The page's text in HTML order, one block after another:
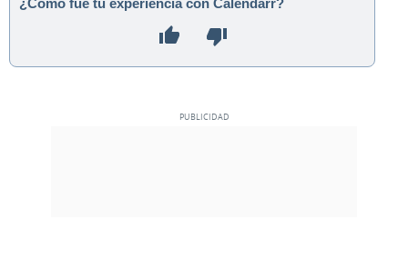
¿Cómo fue tu experiencia con Calendarr?